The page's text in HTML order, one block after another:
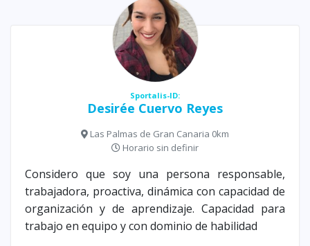
Sportalis-ID:
Desirée Cuervo Reyes
Las Palmas de Gran Canaria 0km
Horario sin definir
Considero que soy una persona responsable,
trabajadora, proactiva, dinámica con capacidad de
organización y de aprendizaje. Capacidad para
trabajo en equipo y con dominio de habilidad